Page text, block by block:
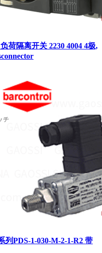
荷隔离开关 2230 4004 4极,
列PDS-1-030-M-2-1-R2 带